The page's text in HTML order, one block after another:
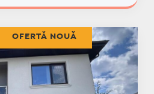
OFERTĂ NOUĂ